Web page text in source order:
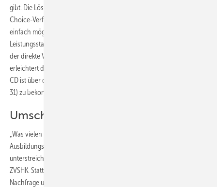
gibt. Die Lösungen der Aufgaben sind weitgehend nach dem Multiple-
Choice-Verfahren aufgebaut. Dadurch ist die Auswertung schnell und
einfach möglich und lässt eine qualitative Bewertung des
Leistungsstandes des Bewerbers in der jeweiligen Disziplin zu. Auch
der direkte Vergleich zwischen mehreren Bewerbern ist möglich und
erleichtert dadurch die Entscheidung bei der Lehrlingsauswahl. Die
CD ist über das Referat Berufsbildung im ZVSHK (Telefax (0 22 41) 2 11
31) zu bekommen.
Umschüler bieten oftmals ­Vorsprung
„Was vielen Handwerksunternehmern nicht präsent ist – ein
Ausbildungsplatz kann auch einem Umschüler angeboten werden“,
unterstreicht Friedrich-Wilhelm Göbel, Referent für Berufsbildung im
ZVSHK. Statt beispielsweise das Ausbildungsangebot mangels
Nachfrage unbesetzt zu lassen, sollte man diese Alternative als